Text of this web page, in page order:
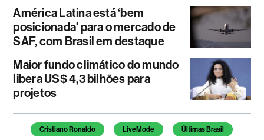
América Latina está ‘bem
posicionada' para o mercado de
SAF, com Brasil em destaque
Maior fundo climático do mundo
libera US$ 4,3 bilhões para
projetos
Temas deste artigo
Cristiano Ronaldo LiveMode Últimas Brasil